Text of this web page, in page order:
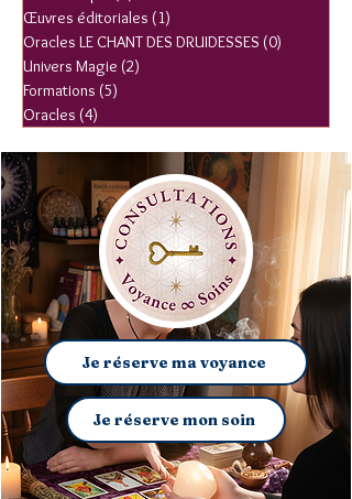
Voyance(2)2 posts
Lithothérapie(2)2 posts
Œuvres éditoriales
Oracles LE CHANT DES DRUIDESSES
Univers Magie
Formations(5)5 posts
Oracles(4)4 posts
Je réserve ma voyance
Je réserve mon soin